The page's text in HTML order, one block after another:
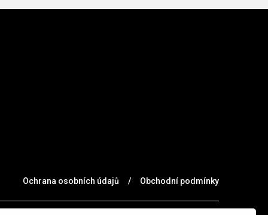
Ochrana osobních údajů / Obchodní podmínky